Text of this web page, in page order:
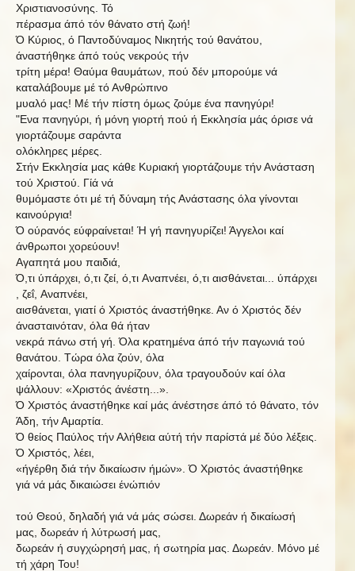
Χριστιανοσύνης. Τό
πέρασμα άπό τόν θάνατο στή ζωή!
Ό Κύριος, ό Παντοδύναμος Νικητής τού θανάτου,
άναστήθηκε άπό τούς νεκρούς τήν
τρίτη μέρα! Θαύμα θαυμάτων, πού δέν μπορούμε νά
καταλάβουμε μέ τό Ανθρώπινο
μυαλό μας! Μέ τήν πίστη όμως ζούμε ένα πανηγύρι!
"Ενα πανηγύρι, ή μόνη γιορτή πού ή Εκκλησία μάς όρισε νά
γιορτάζουμε σαράντα
ολόκληρες μέρες.
Στήν Εκκλησία μας κάθε Κυριακή γιορτάζουμε τήν Ανάσταση
τού Χριστού. Γίά νά
θυμόμαστε ότι μέ τή δύναμη τής Ανάστασης όλα γίνονται
καινούργια!
Ό ούρανός εύφραίνεται! Ή γή πανηγυρίζει! Άγγελοι καί
άνθρωποι χορεύουν!
Αγαπητά μου παιδιά,
Ό,τι ύπάρχει, ό,τι ζεί, ό,τι Αναπνέει, ό,τι αισθάνεται...
ύπάρχει
ζεΐ, Αναπνέει,
αισθάνεται, γιατί ό Χριστός άναστήθηκε. Αν ό Χριστός δέν
άνασταινόταν, όλα θά ήταν
νεκρά πάνω στή γή. Όλα κρατημένα άπό τήν παγωνιά τού
θανάτου. Τώρα όλα ζούν, όλα
χαίρονται, όλα πανηγυρίζουν, όλα τραγουδούν καί όλα
ψάλλουν: «Χριστός άνέστη...».
Ό Χριστός άναστήθηκε καί μάς άνέστησε άπό τό θάνατο, τόν
Άδη, τήν Αμαρτία.
Ό θείος Παύλος τήν Αλήθεια αύτή τήν παρίστά μέ δύο λέξεις.
Ό Χριστός, λέει,
«ήγέρθη διά τήν δικαίωσιν ήμών». Ό Χριστός άναστήθηκε
γιά νά μάς δικαιώσει ένώπιόν
τού Θεού, δηλαδή γιά νά μάς σώσει. Δωρεάν ή δικαίωσή
μας, δωρεάν ή λύτρωσή μας,
δωρεάν ή συγχώρησή μας, ή σωτηρία μας. Δωρεάν. Μόνο μέ
τή χάρη Του!